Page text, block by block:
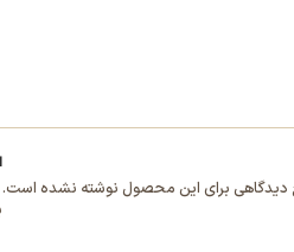
برای این محصول نوشته نشده است.